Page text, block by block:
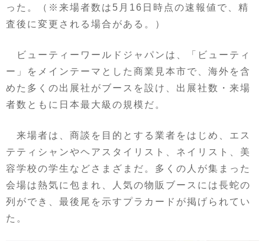
った。（※来場者数は5月16日時点の速報値で、精
査後に変更される場合がある。）
ビューティーワールドジャパンは、「ビューティ
ー」をメインテーマとした商業見本市で、海外を含
めた多くの出展社がブースを設け、出展社数・来場
者数ともに日本最大級の規模だ。
来場者は、商談を目的とする業者をはじめ、エス
テティシャンやヘアスタイリスト、ネイリスト、美
容学校の学生などさまざまだ。多くの人が集まった
会場は熱気に包まれ、人気の物販ブースには長蛇の
列ができ、最後尾を示すプラカードが掲げられてい
た。